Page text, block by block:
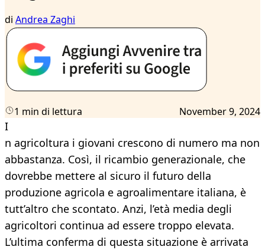
di Andrea Zaghi
1 min di lettura November 9, 2024
I
n agricoltura i giovani crescono di numero ma non
abbastanza. Così, il ricambio generazionale, che
dovrebbe mettere al sicuro il futuro della
produzione agricola e agroalimentare italiana, è
tutt’altro che scontato. Anzi, l’età media degli
agricoltori continua ad essere troppo elevata.
L’ultima conferma di questa situazione è arrivata